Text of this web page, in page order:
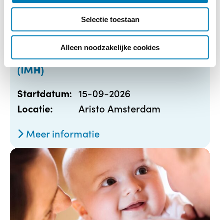
Selectie toestaan
Alleen noodzakelijke cookies
Basiscursus Infant Mental Health
(IMH)
Startdatum: 15-09-2026
Locatie:
Aristo Amsterdam
Meer informatie